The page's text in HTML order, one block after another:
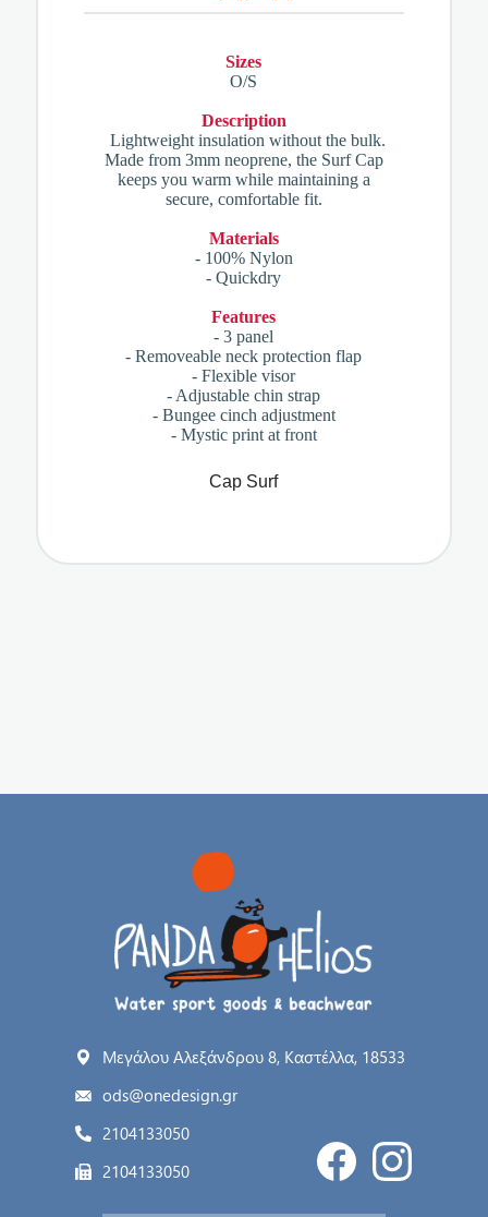
Sizes
O/S
Description
Lightweight insulation without the bulk.
Made from 3mm neoprene, the Surf Cap
keeps you warm while maintaining a
secure, comfortable fit.
Materials
- 100% Nylon
- Quickdry
Features
- 3 panel
- Removeable neck protection flap
- Flexible visor
- Adjustable chin strap
- Bungee cinch adjustment
- Mystic print at front
Cap Surf
Μεγάλου Αλεξάνδρου 8, Καστέλλα, 18533
ods@onedesign.gr
2104133050
2104133050